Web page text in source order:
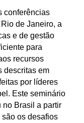
conferências
de Janeiro, a
e de gestão
para
recursos
descritas em
por líderes
Este seminário
no Brasil a partir
os desafios